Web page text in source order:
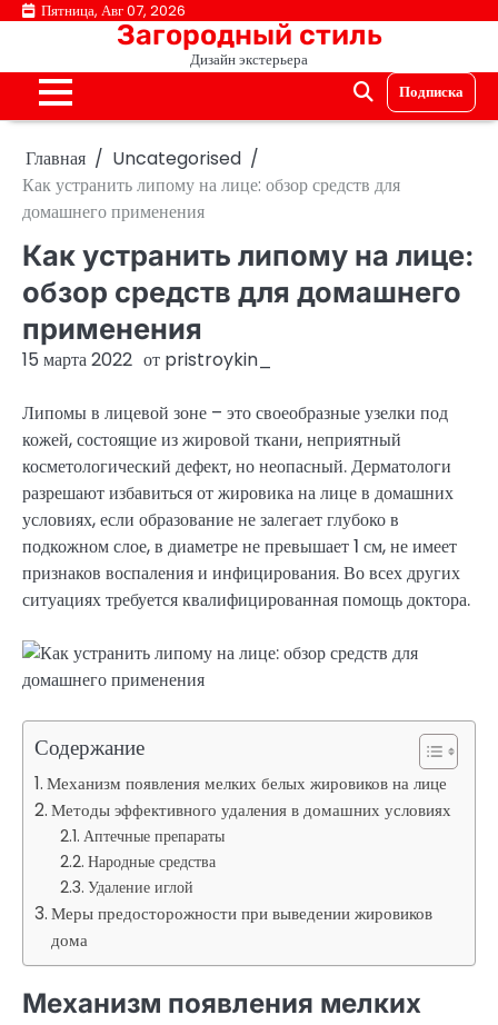
ПерейтиПятница, Авг 07, 2026
Загородный стиль
Дизайн экстерьера
Подписка
Главная
Uncategorised
Как устранить липому на лице: обзор средств для
домашнего применения
Как устранить липому на лице:
обзор средств для домашнего
применения
15 марта 2022 от pristroykin_
Липомы в лицевой зоне – это своеобразные узелки под
кожей, состоящие из жировой ткани, неприятный
косметологический дефект, но неопасный. Дерматологи
разрешают избавиться от жировика на лице в домашних
условиях, если образование не залегает глубоко в
подкожном слое, в диаметре не превышает 1 см, не имеет
признаков воспаления и инфицирования. Во всех других
ситуациях требуется квалифицированная помощь доктора.
Содержание
Механизм появления мелких белых жировиков на лице
Методы эффективного удаления в домашних условиях
Аптечные препараты
Народные средства
Удаление иглой
Меры предосторожности при выведении жировиков
дома
Механизм появления мелких